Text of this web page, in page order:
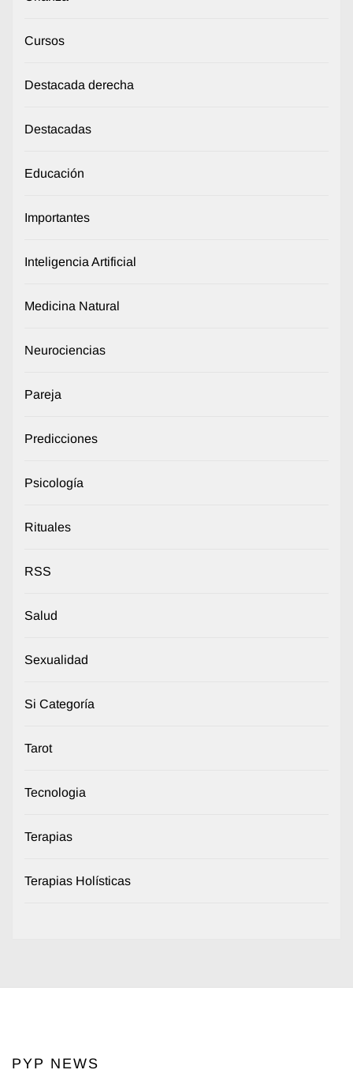
Cursos
Destacada derecha
Destacadas
Educación
Importantes
Inteligencia Artificial
Medicina Natural
Neurociencias
Pareja
Predicciones
Psicología
Rituales
RSS
Salud
Sexualidad
Si Categoría
Tarot
Tecnologia
Terapias
Terapias Holísticas
PYP NEWS